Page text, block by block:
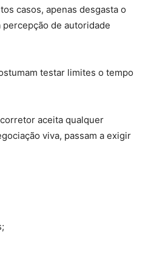
casos, apenas desgasta o
de autoridade
testar limites o tempo
aceita qualquer
viva, passam a exigir